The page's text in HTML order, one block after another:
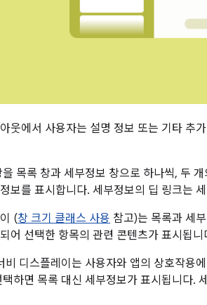
웃에서 사용자는 설명 정보 또는 기타 추
목록 창과 세부정보 창으로 하나씩, 두
보를 표시합니다. 세부정보의 딥 링크는
(창 크기 클래스 사용 참고)는 목록과 세
어 선택한 항목의 관련 콘텐츠가 표시됩니
비 디스플레이는 사용자와 앱의 상호작용
하면 목록 대신 세부정보가 표시됩니다.